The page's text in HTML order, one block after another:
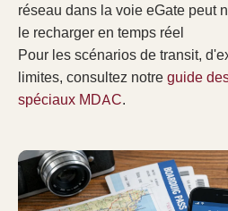
réseau dans la voie eGate peut
le recharger en temps réel
Pour les scénarios de transit,
limites, consultez notreguide
spéciaux MDAC.